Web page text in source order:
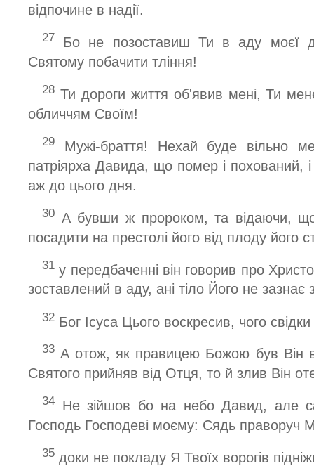
відпочине в надії.
27 Бо не позоставиш Ти в аду моєї
Святому побачити тління!
28 Ти дороги життя об'явив мені, Ти
обличчям Своїм!
29 Мужі-браття! Нехай буде вільно
патріярха Давида, що помер і похований, і
аж до цього дня.
30 А бувши ж пророком, та відаючи,
посадити на престолі його від плоду його
31 у передбаченні він говорив про
зоставлений в аду, ані тіло Його не зазнає
32 Бог Ісуса Цього воскресив, чого
33 А отож, як правицею Божою був Він
Святого прийняв від Отця, то й злив Він
34 Не зійшов бо на небо Давид, але
Господь Господеві моєму: Сядь праворуч
35 доки не покладу Я Твоїх ворогів